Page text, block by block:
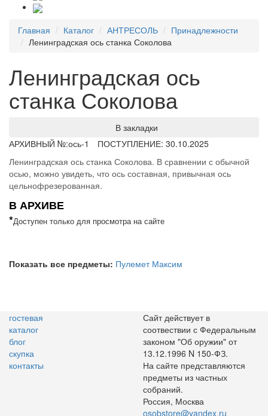
Главная Каталог АНТРЕСОЛЬ
Принадлежности
Ленинградская ось станка Соколова
Ленинградская ось
станка Соколова
В закладки
АРХИВНЫЙ №:ось-1
ПОСТУПЛЕНИЕ: 30.10.2025
Ленинградская ось станка Соколова. В сравнении с обычной
осью, можно увидеть, что ось составная, привычная ось
цельнофрезерованная.
В АРХИВЕ
*Доступен только для просмотра на сайте
Показать все предметы: Пулемет Максим
гостевая
каталог
блог
скупка
контакты
Сайт действует в
соотвествии с Федеральным
законом "Об оружии" от
13.12.1996 N 150-ФЗ.
На сайте представляются
предметы из частных
собраний.
Россия, Москва
osobstore@yandex.ru